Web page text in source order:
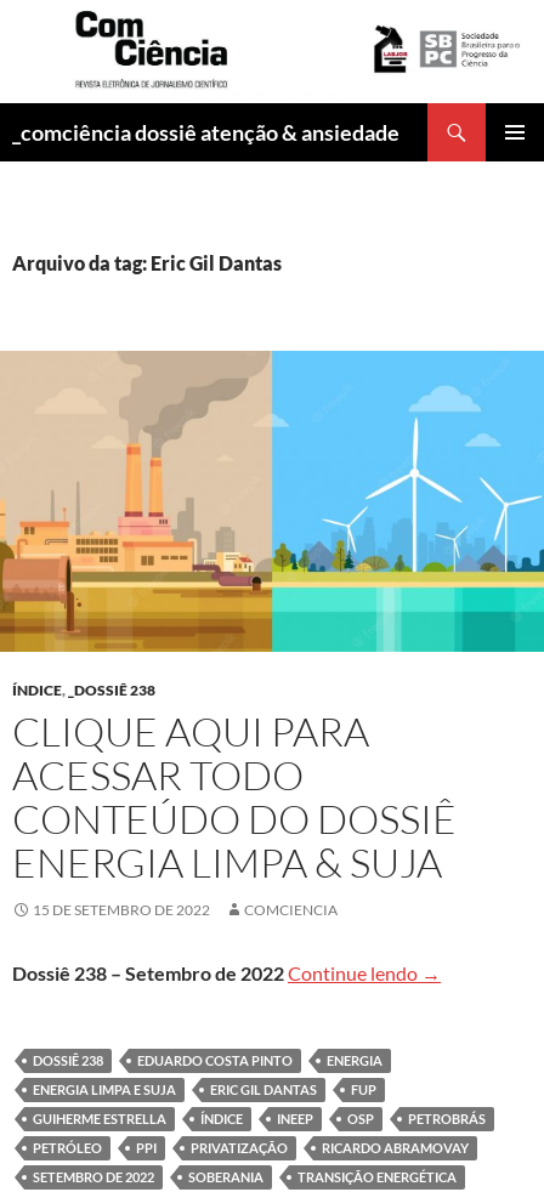
_comciência dossiê atenção & ansiedade
Arquivo da tag: Eric Gil Dantas
ÍNDICE, _DOSSIÊ 238
CLIQUE AQUI PARA
ACESSAR TODO
CONTEÚDO DO DOSSIÊ
ENERGIA LIMPA & SUJA
15 DE SETEMBRO DE 2022 COMCIENCIA
Dossiê 238 – Setembro de 2022Continue lendo Clique aqui
→
DOSSIÊ 238 EDUARDO COSTA PINTO
ENERGIA
ENERGIA LIMPA E SUJA
ERIC GIL DANTAS
FUP
GUIHERME ESTRELLA
ÍNDICE INEEP OSP
PETROBRÁS
PETRÓLEO
PPI PRIVATIZAÇÃO
RICARDO ABRAMOVAY
SETEMBRO DE 2022
SOBERANIA TRANSIÇÃO ENERGÉTICA